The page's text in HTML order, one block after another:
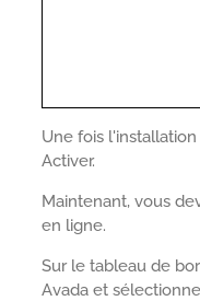
Une fois
Activer.
Maintenant, vous
en ligne.
Sur le tableau de
Avada et